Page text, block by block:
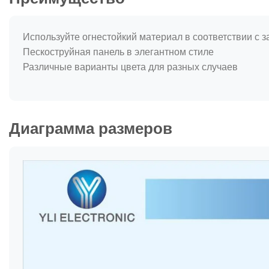
Используйте огнестойкий материал в соответствии с
Пескоструйная панель в элегантном стиле
Различные варианты цвета для разных случаев
Диаграмма размеров